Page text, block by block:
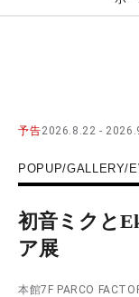
JP
予告2026.8.22 -
POPUP/GALLERY/
初音ミクと
ア展
本館7F PARCO